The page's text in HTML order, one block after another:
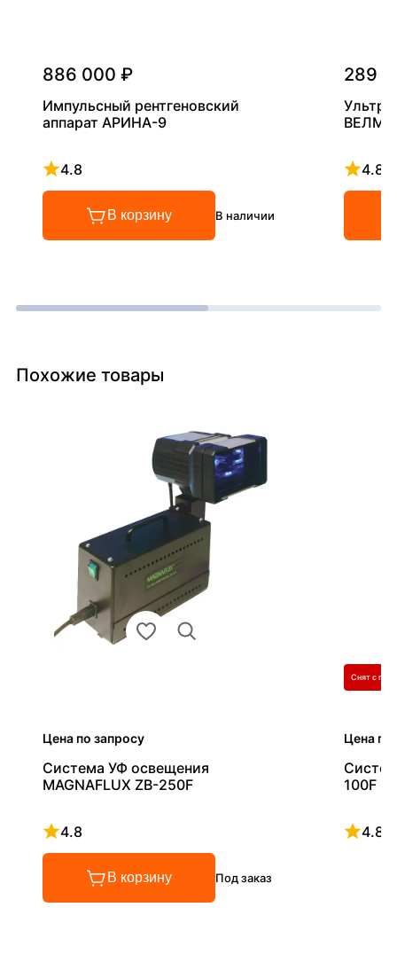
886 000 ₽
Импульсный рентгеновский
аппарат АРИНА-9
4.8
Рейтинг 4.8 из 5
В корзину В наличии
289
4.8
Похожие товары
Цена по запросу
Система УФ освещения
MAGNAFLUX ZB-250F
4.8
Рейтинг 4.8 из 5
В корзину Под заказ
Снят с
Цена по
100F
4.8